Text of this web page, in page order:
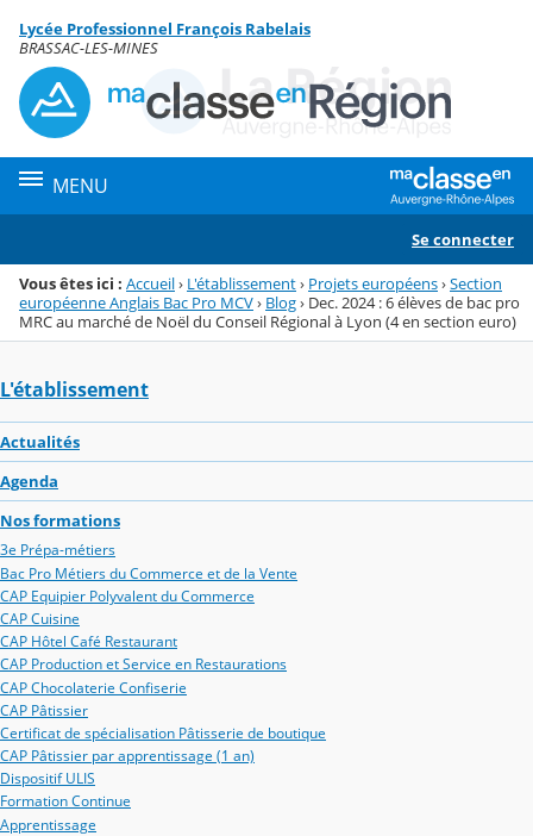
Menu de la rubrique
Contenu
Lycée Professionnel François Rabelais
BRASSAC-LES-MINES
MENU
Se connecter
Vous êtes ici : Accueil› L'établissement› Projets européens›Section
européenne Anglais Bac Pro MCV› Blog› Dec. 2024 : 6 élèves de bac pro
MRC au marché de Noël du Conseil Régional à Lyon (4 en section euro)
L'établissement
Actualités
Agenda
Nos formations
3e Prépa-métiers
Bac Pro Métiers du Commerce et de la Vente
CAP Equipier Polyvalent du Commerce
CAP Cuisine
CAP Hôtel Café Restaurant
CAP Production et Service en Restaurations
CAP Chocolaterie Confiserie
CAP Pâtissier
Certificat de spécialisation Pâtisserie de boutique
CAP Pâtissier par apprentissage (1 an)
Dispositif ULIS
Formation Continue
Apprentissage